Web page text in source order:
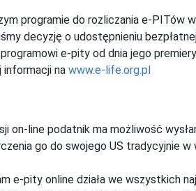
programie do rozliczania e-PITów
decyzję o udostępnieniu
programowi e-pity od dnia jego
informacji na www.e-life.org.pl
on-line podatnik ma możliwość
go do swojego US tradycyjnie w
e-pity online działa we wszystkich